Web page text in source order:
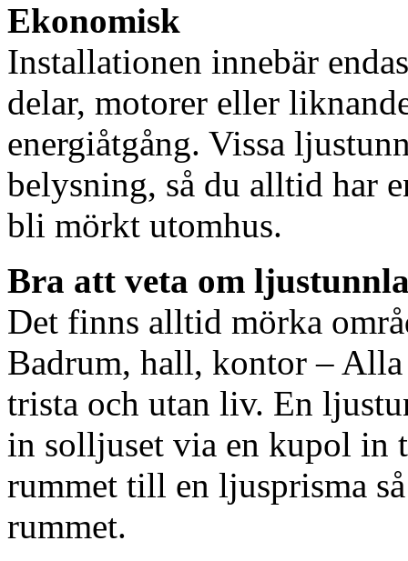
Ekonomisk
Installationen innebär
delar, motorer eller
energiåtgång. Vissa
belysning, så du alltid har
bli mörkt utomhus.
Bra att veta om
Det finns alltid mörka
Badrum, hall, kontor – Alla
trista och utan liv. En
in solljuset via en kupol in
rummet till en ljusprisma
rummet.